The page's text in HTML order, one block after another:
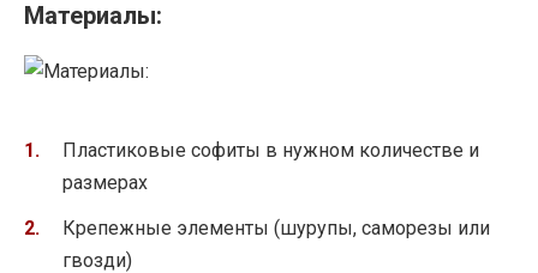
Материалы:
Пластиковые софиты в нужном количестве и
размерах
Крепежные элементы (шурупы, саморезы или
гвозди)